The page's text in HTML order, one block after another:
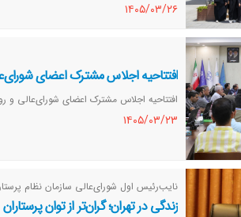
١٤٠٥/٠٣/٢٦
افتتاحیه اجلاس مشترک اعضای
افتتاحیه اجلاس مشترک اعضای شورای‌عالی
١٤٠٥/٠٣/٢٣
نایب‌رئیس اول شورای‌عالی سازمان نظام
زندگی در تهران؛ گران‌تر از توان پرستاران